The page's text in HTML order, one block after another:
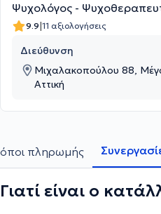
Ψυχολόγος -
9.9|11 αξιολογήσεις
Διεύθυνση
Μιχαλακοπούλου 88,
Αττική
πληρωμής
Γιατί είναι ο